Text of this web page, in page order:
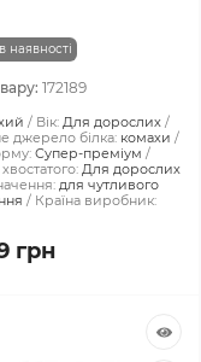
наявності
172189
Вік: Для дорослих
джерело білка: комахи
Супер-преміум
Для дорослих
для чутливого
Країна виробник:
грн